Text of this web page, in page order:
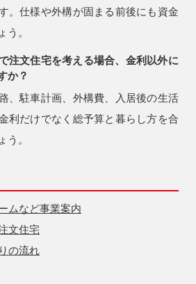
。仕様や外構が固まる前後にも資金
う。
注文住宅を考える場合、金利以外に
か？
、駐車計画、外構費、入居後の生活
利だけでなく総予算と暮らし方を合
う。
ムなど事業案内
文住宅
の流れ